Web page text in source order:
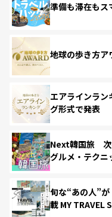
準備も滞在も
地球の歩き方ア
エアラインラ
グ形式で発表
Next韓国旅 次
グルメ・テクニ
旬な“あの人”
載 MY TRAVEL